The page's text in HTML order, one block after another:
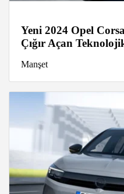
Yeni 2024 Opel
Çığır Açan
Manşet